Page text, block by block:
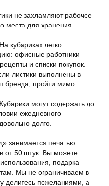
не захламляют рабочее
места для хранения
кубариках легко
офисные работники
и списки покупок.
листики выполнены в
бренда, пройти мимо
могут содержать до
ежедневного
долго.
занимается печатью
от 50 штук. Вы можете
подарка
Мы не ограничиваем в
делитесь пожеланиями, а